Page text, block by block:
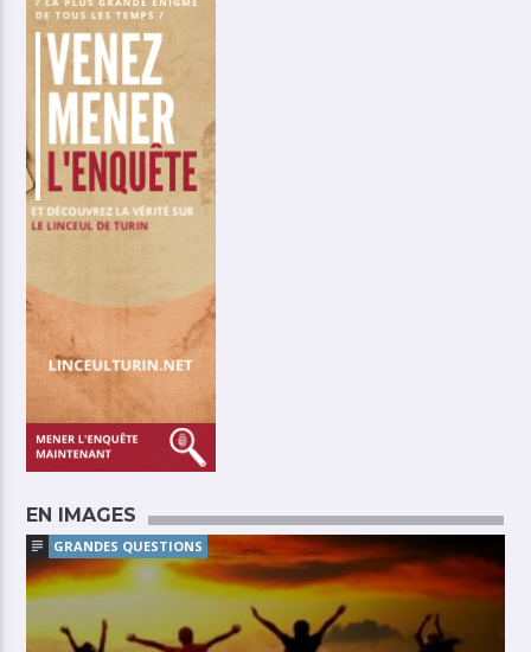
EN IMAGES
GRANDES QUESTIONS